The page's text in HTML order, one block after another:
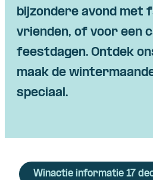
bijzondere avond met
vrienden, of voor een
feestdagen. Ontdek
maak de
speciaal.
Winactie informatie 17